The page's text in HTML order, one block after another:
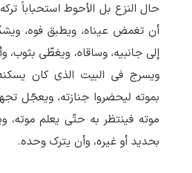
حال النزع بل الأحوط استحباباً
أن تغمض عیناه، ویطبق فوه،
إلی جانبیه، وساقاه، ویغطّی بثوب،
ویسرج فی البیت الذی کان
بموته لیحضروا جنازته، ویعجّل
موته فینتظر به حتّی یعلم موته،
بحدید أو غیره، وأن یترک وحده.